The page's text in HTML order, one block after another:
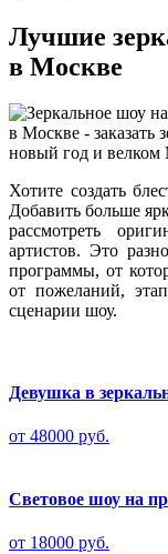
Лучшие
в Москве
Хотите создать
Добавить больше
рассмотреть
артистов. Это
программы, от
от пожеланий,
сценарии шоу.
Девушка в
от 48000 руб.
Световое шоу на
от 18000 руб.